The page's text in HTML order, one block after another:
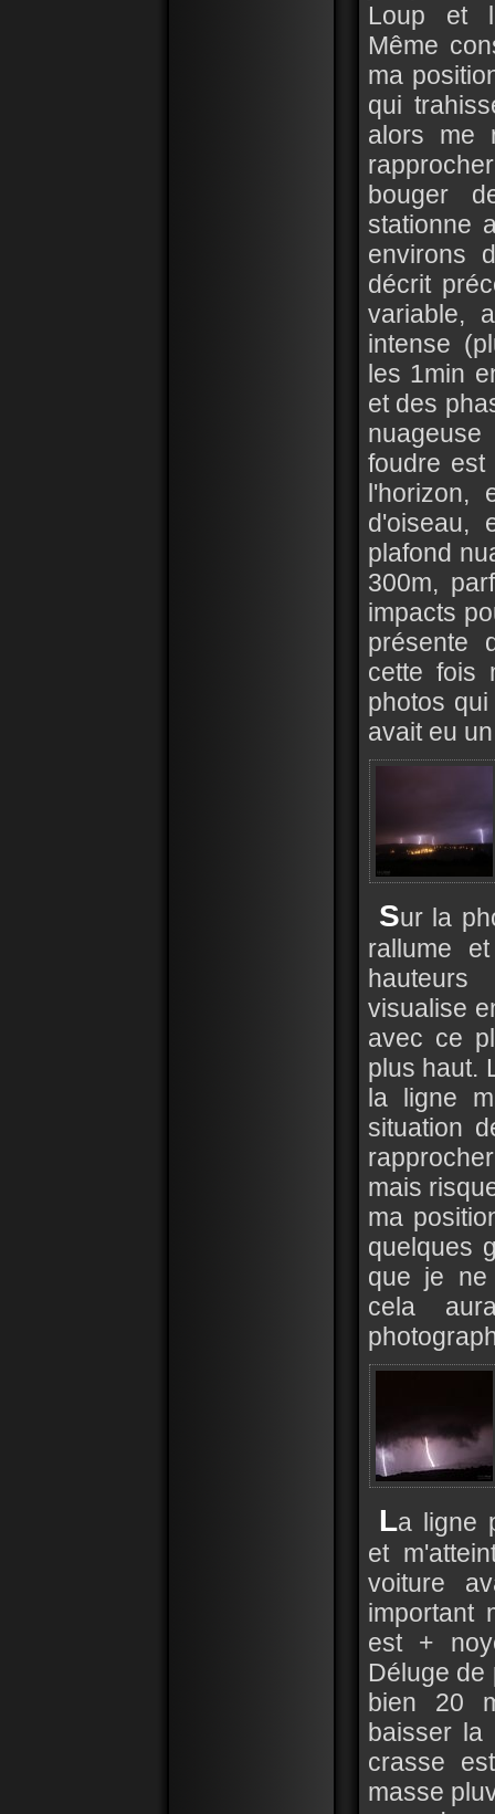
Loup et
Même
ma
qui
alors me
bouger
stationne
environs
décrit
variable,
intense
les 1min
et des
foudre
l'horizon,
d'oiseau,
plafond
300m,
impacts
présente
cette fois
photos
avait eu
Sur la
rallume
hauteurs
visualise
avec ce
plus haut.
la ligne
situation
mais
ma
quelques
que je ne
cela
La ligne
et
voiture
important
est +
Déluge de
bien 20
baisser la
crasse
masse